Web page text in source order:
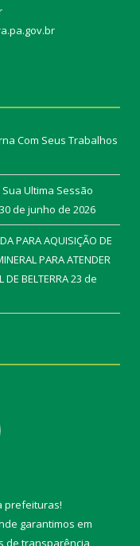
Com Seus Trabalhos
Ultima Sessão
30 de junho de 2026
PARA AQUISIÇÃO DE
PARA ATENDER
DE BELTERRA23 de
prefeituras!
garantimos em
de transparência